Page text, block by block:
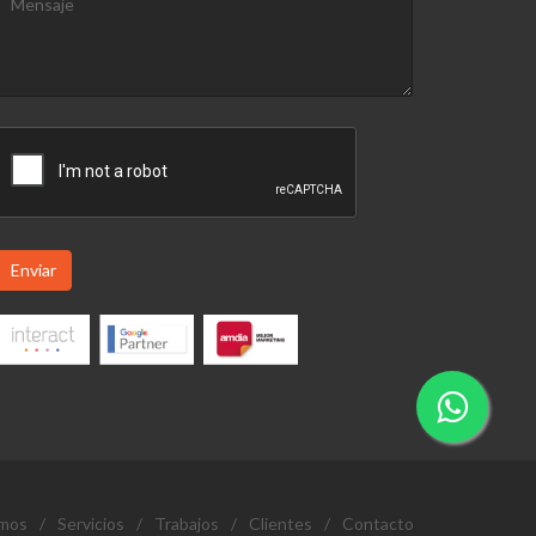
Enviar
/ Servicios / Trabajos / Clientes / Contacto